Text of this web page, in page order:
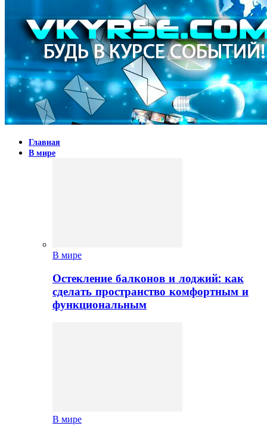
Главная
В мире
В мире
Остекление балконов и лоджий: как
сделать пространство комфортным и
функциональным
В мире